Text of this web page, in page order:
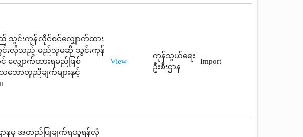
သွင်းကုန်လိုင်စင်လျှောက်ထား
သွင်းလိုသည့် မည်သူမဆို သွင်းကုန်
င် လျှောက်ထားရမည်ဖြစ်
ောတူညီချက်များနှင့်
View
ကုန်သွယ်ရေး
ဦးစီးဌာန
Import
ာနမှ အတည်ပြုချက်ရယူရန်လို